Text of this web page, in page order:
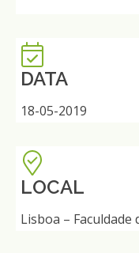
DATA
18-05-2019
LOCAL
Lisboa –